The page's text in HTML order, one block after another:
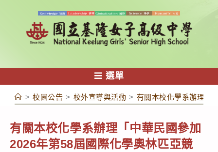
容
選單
> 校園公告 > 校外宣導與活動 > 有關本校化學系辦理「
有關本校化學系辦理「中華民國參加
2026年第58屆國際化學奧林匹亞競